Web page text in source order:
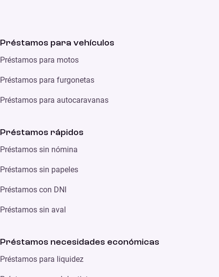
Préstamos para vehículos
Préstamos para motos
Préstamos para furgonetas
Préstamos para autocaravanas
Préstamos rápidos
Préstamos sin nómina
Préstamos sin papeles
Préstamos con DNI
Préstamos sin aval
Préstamos necesidades económicas
Préstamos para liquidez